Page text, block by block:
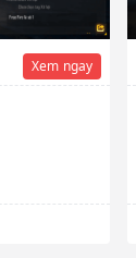
Xem ngay